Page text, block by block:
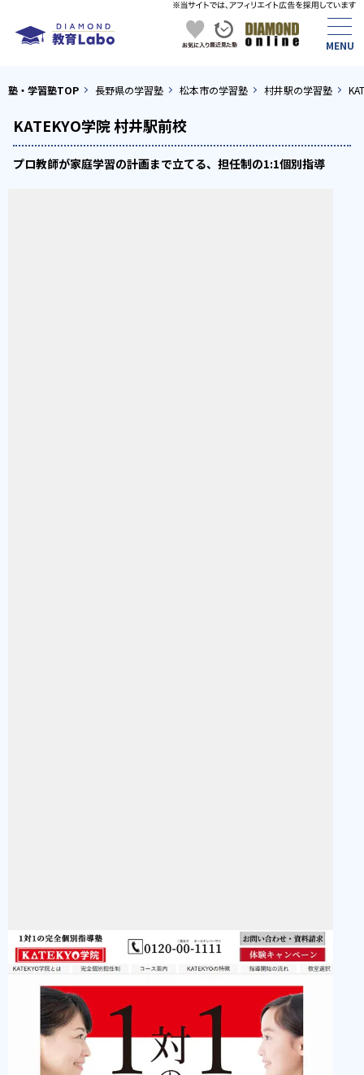
塾・学習塾TOP 長野県の学習塾 松本市の学習塾 村井駅の学習塾
KATEKYO学院 村井駅前校
プロ教師が家庭学習の計画まで立てる、担任制の1:1個別指導